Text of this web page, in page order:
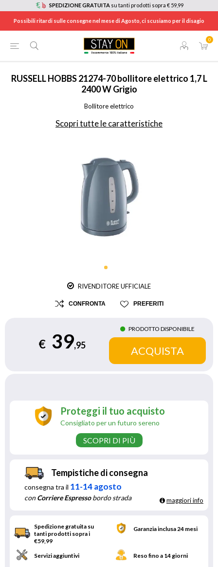
SPEDIZIONE GRATUITA su tanti prodotti sopra € 59,99
Possibili ritardi sulle consegne nel mese di Agosto, ci scusiamo per il disagio
0
ELETTRODOMESTICI / ELETTRODOMESTICI DA CUCINA
RUSSELL HOBBS 21274-70 bollitore elettrico 1,7 L
2400 W Grigio
Bollitore elettrico
Scopri tutte le caratteristiche
RIVENDITORE UFFICIALE
CONFRONTA PREFERITI
€ 39,95
PRODOTTO DISPONIBILE
Proteggi il tuo acquisto
Consigliato per un futuro sereno
SCOPRI DI PIÙ
Tempistiche di consegna
consegna tra il 11-14 agosto
conCorriere Espressobordo strada maggiori info
Spedizione gratuita su
tanti prodotti sopra i
€59,99
Garanzia inclusa 24 mesi
Servizi aggiuntivi Reso fino a 14 giorni